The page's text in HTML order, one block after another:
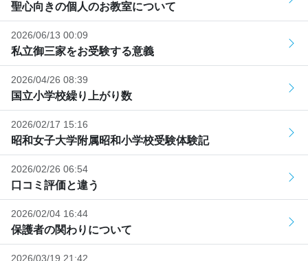
聖心向きの個人のお教室について
2026/06/13 00:09
私立御三家をお受験する意義
2026/04/26 08:39
国立小学校繰り上がり数
2026/02/17 15:16
昭和女子大学附属昭和小学校受験体験記
2026/02/26 06:54
口コミ評価と違う
2026/02/04 16:44
保護者の関わりについて
2026/03/19 21:42